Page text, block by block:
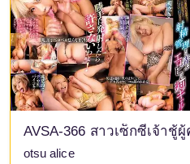
otsu alice